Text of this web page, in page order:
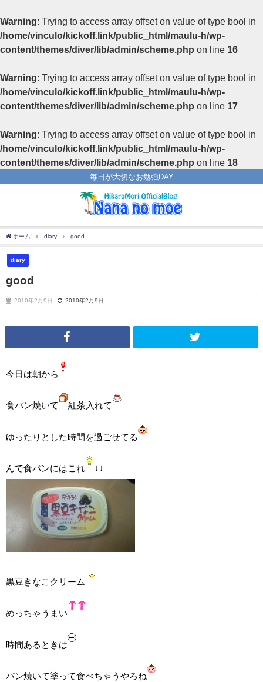
Warning: Trying to access array offset on value of type bool in
/home/vinculo/kickoff.link/public_html/maulu-h/wp-
content/themes/diver/lib/admin/scheme.php on line 16
Warning: Trying to access array offset on value of type bool in
/home/vinculo/kickoff.link/public_html/maulu-h/wp-
content/themes/diver/lib/admin/scheme.php on line 17
Warning: Trying to access array offset on value of type bool in
/home/vinculo/kickoff.link/public_html/maulu-h/wp-
content/themes/diver/lib/admin/scheme.php on line 18
毎日が大切なお勉強DAY
ホーム diary good
diary
good
2010年2月9日 2010年2月9日
今日は朝から
食パン焼いて 紅茶入れて
ゆったりとした時間を過ごせてる
んで食パンにはこれ ↓↓
黒豆きなこクリーム
めっちゃうまい
時間あるときは
パン焼いて塗って食べちゃうやろね